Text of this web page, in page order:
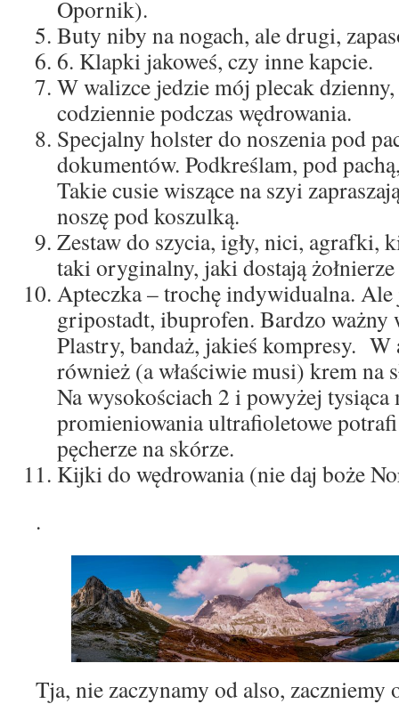
Opornik).
Buty niby na nogach, ale drugi,
6. Klapki jakoweś, czy inne kapcie.
W walizce jedzie mój plecak
codziennie podczas wędrowania.
Specjalny holster do noszenia pod
dokumentów. Podkreślam, pod
Takie cusie wiszące na szyi
noszę pod koszulką.
Zestaw do szycia, igły, nici, agrafki,
taki oryginalny, jaki dostają
Apteczka – trochę indywidualna. Ale
gripostadt, ibuprofen. Bardzo ważny
Plastry, bandaż, jakieś kompresy. W
również (a właściwie musi) krem na
Na wysokościach 2 i powyżej tysiąca
promieniowania ultrafioletowe
pęcherze na skórze.
Kijki do wędrowania (nie daj boże
.
Tja, nie zaczynamy od also, zaczniemy